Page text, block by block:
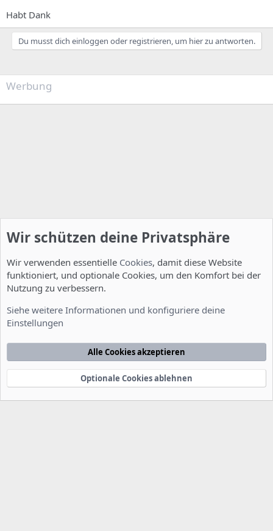
Habt Dank
Du musst dich einloggen oder registrieren, um hier zu antworten.
Werbung
Nutzungsbedingungen Datenschutzerklärung
Startseite
e
Community platform by XenForo® © 2010-2022 XenForo Ltd.
xenDach©2010-2014
Wir schützen deine Privatsphäre
Wir verwenden essentielle Cookies, damit diese Website
funktioniert, und optionale Cookies, um den Komfort bei der
Nutzung zu verbessern.
Siehe weitere Informationen und konfiguriere deine
Einstellungen
Alle Cookies akzeptieren
Optionale Cookies ablehnen